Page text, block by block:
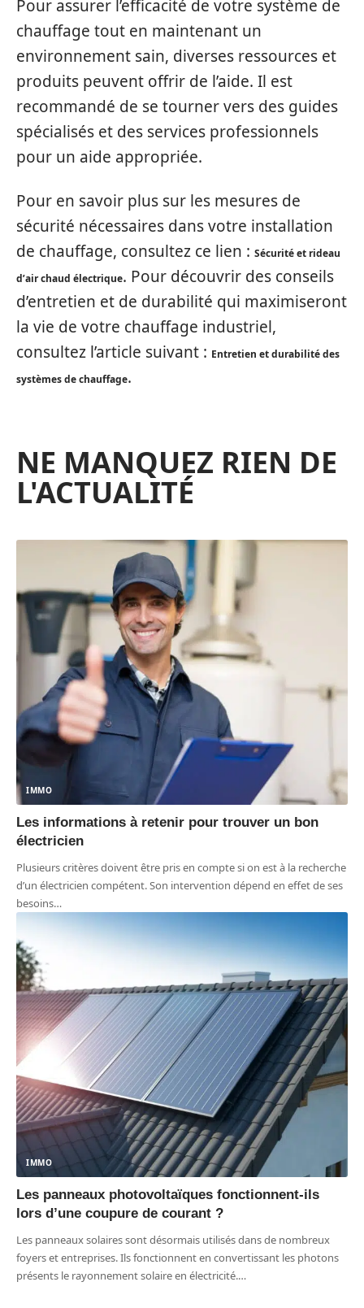
Pour assurer l’efficacité de votre système de
chauffage tout en maintenant un
environnement sain, diverses ressources et
produits peuvent offrir de l’aide. Il est
recommandé de se tourner vers des guides
spécialisés et des services professionnels
pour un aide appropriée.
Pour en savoir plus sur les mesures de
sécurité nécessaires dans votre installation
de chauffage, consultez ce lien : Sécurité et rideau
d’air chaud électrique. Pour découvrir des conseils
d’entretien et de durabilité qui maximiseront
la vie de votre chauffage industriel,
consultez l’article suivant : Entretien et durabilité des
systèmes de chauffage.
NE MANQUEZ RIEN DE
L'ACTUALITÉ
IMMO
Les informations à retenir pour trouver un bon
électricien
Plusieurs critères doivent être pris en compte si on est à la recherche
d’un électricien compétent. Son intervention dépend en effet de ses
besoins…
IMMO
Les panneaux photovoltaïques fonctionnent-ils
lors d’une coupure de courant ?
Les panneaux solaires sont désormais utilisés dans de nombreux
foyers et entreprises. Ils fonctionnent en convertissant les photons
présents le rayonnement solaire en électricité.…